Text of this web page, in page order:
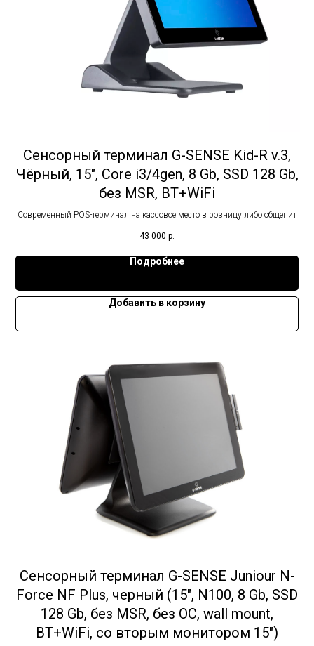
Сенсорный терминал G-SENSE Kid-R v.3,
Чёрный, 15", Core i3/4gen, 8 Gb, SSD 128 Gb,
без MSR, BT+WiFi
Современный POS-терминал на кассовое место в розницу либо общепит
43 000 р.
Подробнее
Добавить в корзину
Сенсорный терминал G-SENSE Juniour N-
Force NF Plus, черный (15", N100, 8 Gb, SSD
128 Gb, без MSR, без ОС, wall mount,
BT+WiFi, со вторым монитором 15")